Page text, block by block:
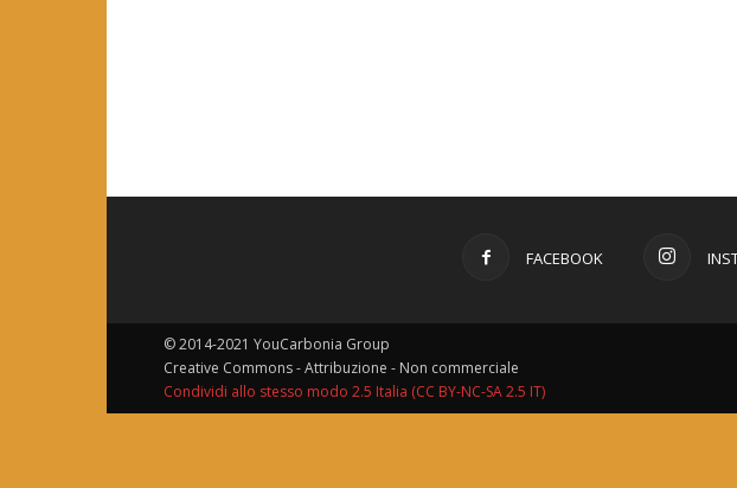
FACEBOOK
© 2014-2021 YouCarbonia Group
Creative Commons - Attribuzione - Non commerciale
Condividi allo stesso modo 2.5 Italia (CC BY-NC-SA 2.5 IT)